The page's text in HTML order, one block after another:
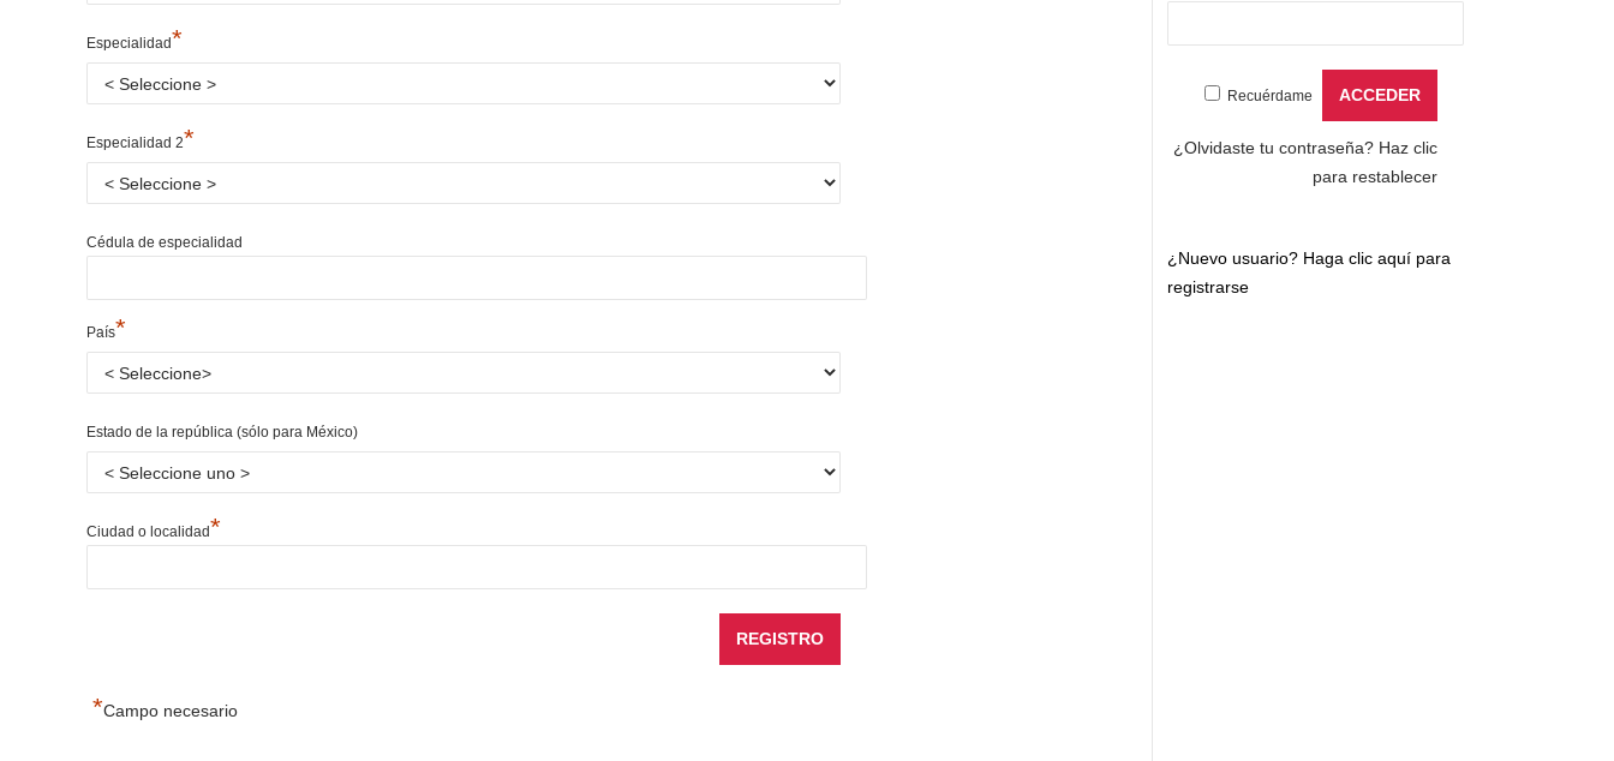
Especialidad*
Especialidad 2*
Cédula de especialidad
País*
Estado de la república (sólo para México)
Ciudad o localidad*
*Campo necesario
Recuérdame
¿Olvidaste tu contraseña? Haz clic
para restablecer
¿Nuevo usuario? Haga clic aquí para
registrarse